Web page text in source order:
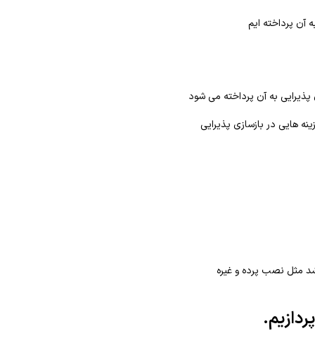
آن پرداخته ایم
به آن پرداخته می شود
هایی در بازسازی پذیرایی
مثل نصب پرده و غیره